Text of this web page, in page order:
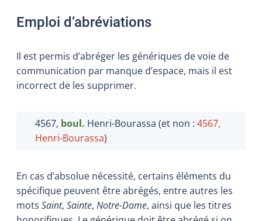
Emploi d’abréviations
Il est permis d’abréger les génériques de voie de
communication par manque d’espace, mais il est
incorrect de les supprimer.
4567, boul. Henri-Bourassa (et non : 4567,
Henri-Bourassa)
En cas d’absolue nécessité, certains éléments du
spécifique peuvent être abrégés, entre autres les
mots Saint, Sainte, Notre-Dame, ainsi que les titres